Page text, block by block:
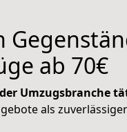
ab 70€
Umzugsbranche
als